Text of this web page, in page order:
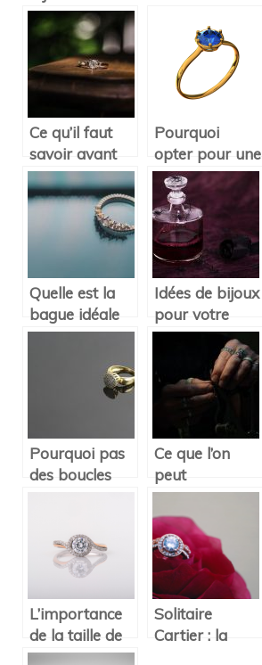
pour vos
fianciailles et
mariage
bague pour
femme ?
Ce qu’il faut
savoir avant
de choisir une
bague de
fiançailles
Pourquoi
opter pour une
bague en
plaqué or ?
Quelle est la
bague idéale
pour parfaire
Idées de bijoux
pour votre
habillement le
d’Halloween
Pourquoi pas
des boucles
Ce que l’on
peut
apprendre de
la mythologie
d’Odin
L’importance
de la taille de
la bague de
Solitaire
Cartier : la